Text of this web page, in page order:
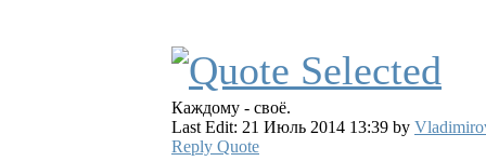
Каждому - своё.
Last Edit: 21 Июль 2014 13:39 by
Reply Quote